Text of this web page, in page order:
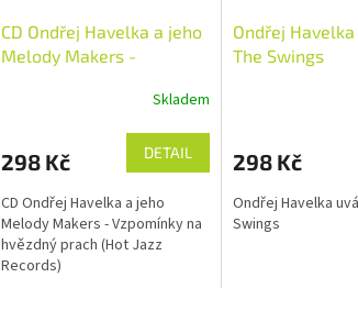
CD Ondřej Havelka a jeho
Melody Makers -
prach (Hot Jazz Records)
Skladem
298 Kč DETAIL
CD Ondřej Havelka a jeho
Melody Makers - Vzpomínky na
hvězdný prach (Hot Jazz
Records)
Ondřej
The Swings
298 Kč
Ondřej Havelka
Swings